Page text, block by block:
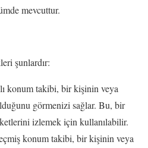
mevcuttur.
şunlardır:
konum takibi, bir kişinin veya
görmenizi sağlar. Bu, bir
izlemek için kullanılabilir.
konum takibi, bir kişinin veya